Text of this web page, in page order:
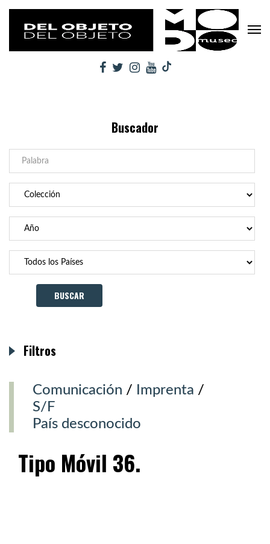
Buscador
Comunicación / Imprenta /
S/F
País desconocido
Tipo Móvil 36.
Filtros